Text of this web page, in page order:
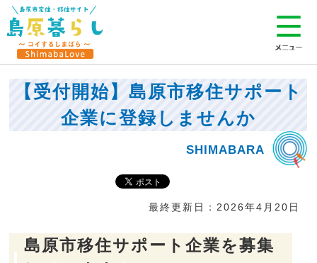
【受付開始】島原市移住サポート
企業に登録しませんか
最終更新日：2026年4月20日
島原市移住サポート企業を募集